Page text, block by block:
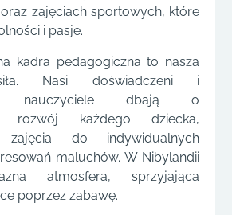
zajęciach sportowych, które
i pasje.
kadra pedagogiczna to nasza
Nasi doświadczeni i
nauczyciele dbają o
rozwój każdego dziecka,
zajęcia do indywidualnych
maluchów. W Nibylandii
atmosfera, sprzyjająca
poprzez zabawę.